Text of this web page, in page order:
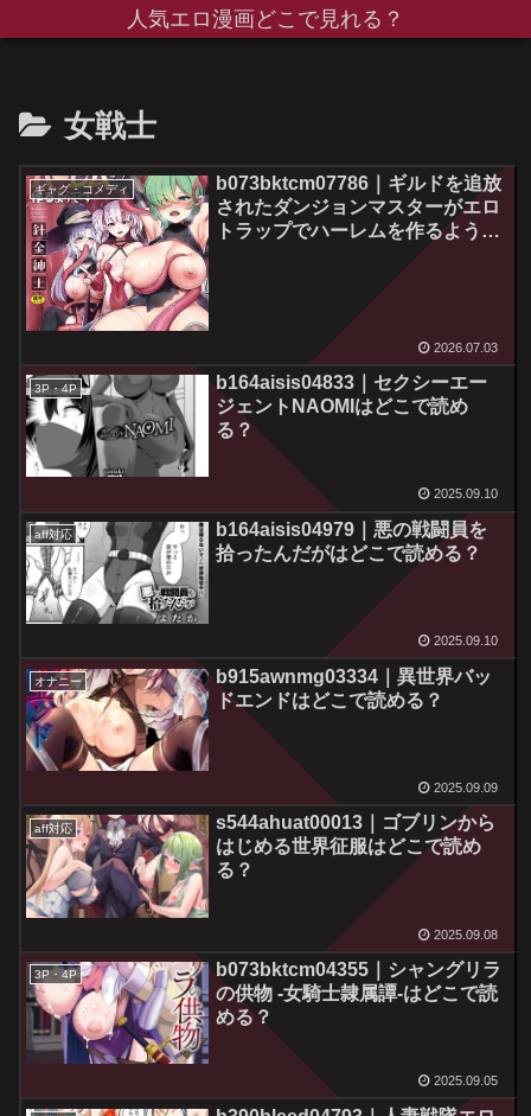
人気エロ漫画どこで見れる？
女戦士
ギャグ・コメディ
b073bktcm07786｜ギルドを追放
されたダンジョンマスターがエロ
トラップでハーレムを作るようで
2026.07.03
3P・4P
b164aisis04833｜セクシーエー
ジェントNAOMIはどこで読め
る？
2025.09.10
aff対応
b164aisis04979｜悪の戦闘員を
拾ったんだがはどこで読める？
2025.09.10
オナニー
b915awnmg03334｜異世界バッ
ドエンドはどこで読める？
2025.09.09
aff対応
s544ahuat00013｜ゴブリンから
はじめる世界征服はどこで読め
る？
2025.09.08
3P・4P
b073bktcm04355｜シャングリラ
の供物 -女騎士隷属譚-はどこで読
める？
2025.09.05